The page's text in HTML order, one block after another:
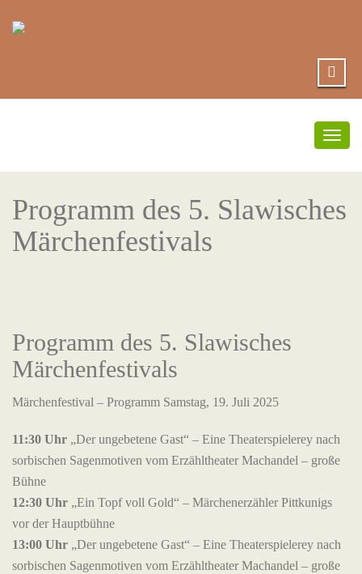
Programm des 5. Slawisches
Märchenfestivals
Programm des 5. Slawisches
Märchenfestivals
Märchenfestival – Programm Samstag, 19. Juli 2025
11:30 Uhr „Der ungebetene Gast“ – Eine Theaterspielerey nach
sorbischen Sagenmotiven vom Erzähltheater Machandel – große
Bühne
12:30 Uhr „Ein Topf voll Gold“ – Märchenerzähler Pittkunigs
vor der Hauptbühne
13:00 Uhr „Der ungebetene Gast“ – Eine Theaterspielerey nach
sorbischen Sagenmotiven vom Erzähltheater Machandel – große